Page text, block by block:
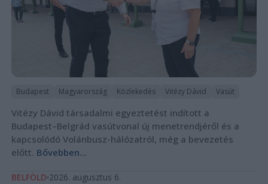
Budapest Magyarország Közlekedés Vitézy Dávid Vasút
Vitézy Dávid társadalmi egyeztetést indított a
Budapest–Belgrád vasútvonal új menetrendjéről és a
kapcsolódó Volánbusz-hálózatról, még a bevezetés
előtt. Bővebben...
BELFÖLD 2026. augusztus 6.